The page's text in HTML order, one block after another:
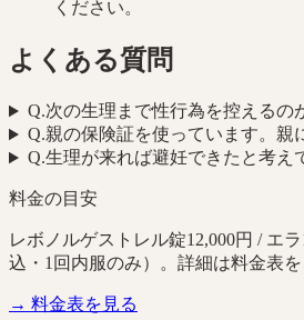
ください。
よくある質問
Q.次の生理まで性行為を控えるの
Q.親の保険証を使っています。親
Q.生理が来れば避妊できたと考え
料金の目安
レボノルゲストレル錠12,000円 / エ
込・1回内服のみ）。詳細は料金表を
→ 料金表を見る